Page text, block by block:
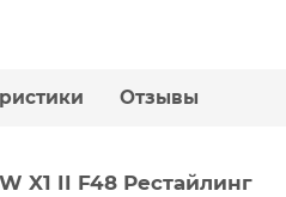
Отзывы
X1 II F48 Рестайлинг